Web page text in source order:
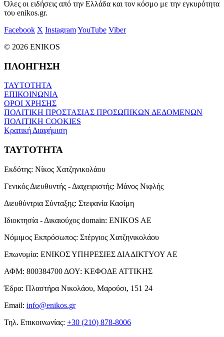
Όλες οι ειδήσεις από την Ελλάδα και τον κόσμο με την εγκυρότητα
του enikos.gr.
Facebook X InstagramYouTube Viber
© 2026 ENIKOS
ΠΛΟΗΓΗΣΗ
ΤΑΥΤΟΤΗΤΑ
ΕΠΙΚΟΙΝΩΝΙΑ
ΟΡΟΙ ΧΡΗΣΗΣ
ΠΟΛΙΤΙΚΗ ΠΡΟΣΤΑΣΙΑΣ ΠΡΟΣΩΠΙΚΩΝ ΔΕΔΟΜΕΝΩΝ
ΠΟΛΙΤΙΚΗ COOKIES
Κρατική Διαφήμιση
ΤΑΥΤΟΤΗΤΑ
Εκδότης: Νίκος Χατζηνικολάου
Γενικός Διευθυντής - Διαχειριστής: Μάνος Νιφλής
Διευθύντρια Σύνταξης: Στεφανία Κασίμη
Ιδιοκτησία - Δικαιούχος domain: ENIKOS AE
Νόμιμος Εκπρόσωπος: Στέργιος Χατζηνικολάου
Επωνυμία: ΕΝΙΚΟΣ ΥΠΗΡΕΣΙΕΣ ΔΙΑΔΙΚΤΥΟΥ ΑΕ
ΑΦΜ: 800384700 ΔΟΥ: ΚΕΦΟΔΕ ΑΤΤΙΚΗΣ
Έδρα: Πλαστήρα Νικολάου, Μαρούσι, 151 24
Email: info@enikos.gr
Τηλ. Επικοινωνίας: +30 (210) 878-8006